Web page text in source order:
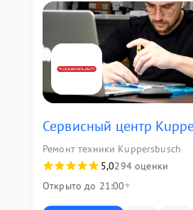
Сервисный центр
Ремонт техники Kuppersbusch
5,0294 оценки
Открыто до 21:00